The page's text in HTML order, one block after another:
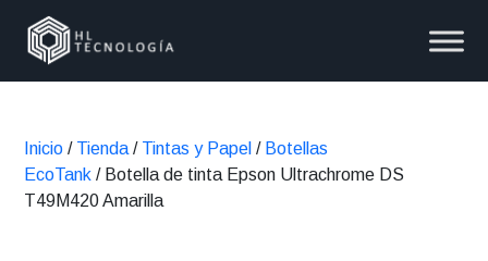
Inicio / Tienda / Tintas y Papel / Botellas
EcoTank / Botella de tinta Epson Ultrachrome DS
T49M420 Amarilla